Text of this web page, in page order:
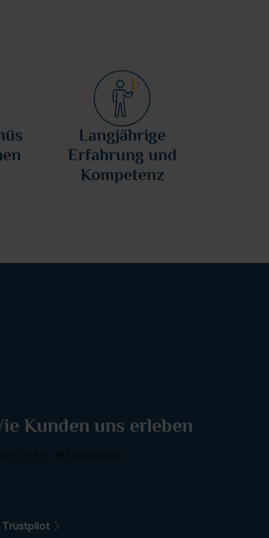
Langjährige
Erfahrung und
Kompetenz
Kunden uns erleben
Trustpilot